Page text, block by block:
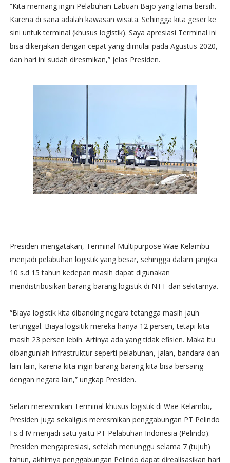
“Kita memang ingin Pelabuhan Labuan Bajo yang lama bersih.
Karena di sana adalah kawasan wisata. Sehingga kita geser ke
sini untuk terminal (khusus logistik). Saya apresiasi Terminal ini
bisa dikerjakan dengan cepat yang dimulai pada Agustus 2020,
dan hari ini sudah diresmikan,” jelas Presiden.
Presiden mengatakan, Terminal Multipurpose Wae Kelambu
menjadi pelabuhan logistik yang besar, sehingga dalam jangka
10 s.d 15 tahun kedepan masih dapat digunakan
mendistribusikan barang-barang logistik di NTT dan sekitarnya.
“Biaya logistik kita dibanding negara tetangga masih jauh
tertinggal. Biaya logsitik mereka hanya 12 persen, tetapi kita
masih 23 persen lebih. Artinya ada yang tidak efisien. Maka itu
dibangunlah infrastruktur seperti pelabuhan, jalan, bandara dan
lain-lain, karena kita ingin barang-barang kita bisa bersaing
dengan negara lain,” ungkap Presiden.
Selain meresmikan Terminal khusus logistik di Wae Kelambu,
Presiden juga sekaligus meresmikan penggabungan PT Pelindo
I s.d IV menjadi satu yaitu PT Pelabuhan Indonesia (Pelindo).
Presiden mengapresiasi, setelah menunggu selama 7 (tujuh)
tahun, akhirnya penggabungan Pelindo dapat direalisasikan hari